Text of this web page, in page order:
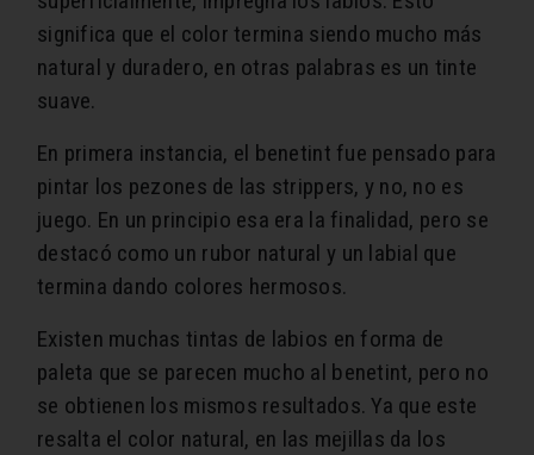
significa que el color termina siendo mucho más
natural y duradero, en otras palabras es un tinte
suave.
En primera instancia, el benetint fue pensado para
pintar los pezones de las strippers, y no, no es
juego. En un principio esa era la finalidad, pero se
destacó como un rubor natural y un labial que
termina dando colores hermosos.
Existen muchas tintas de labios en forma de
paleta que se parecen mucho al benetint, pero no
se obtienen los mismos resultados. Ya que este
resalta el color natural, en las mejillas da los